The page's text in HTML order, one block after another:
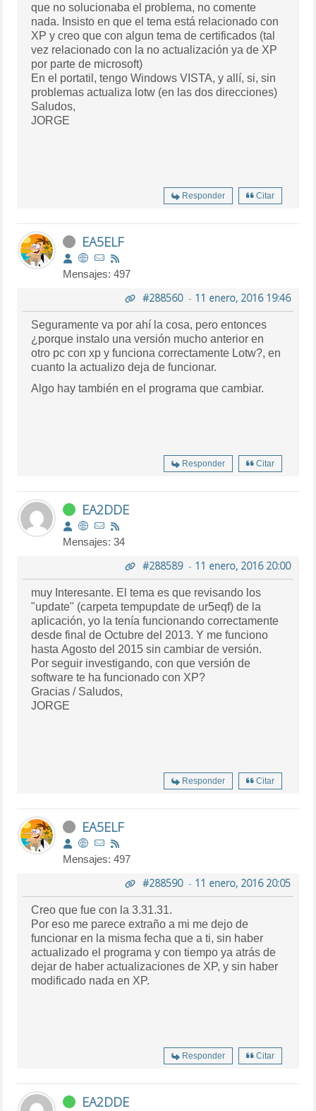
que no solucionaba el problema, no comente
nada. Insisto en que el tema está relacionado con
XP y creo que con algun tema de certificados (tal
vez relacionado con la no actualización ya de XP
por parte de microsoft)
En el portatil, tengo Windows VISTA, y allí, si, sin
problemas actualiza lotw (en las dos direcciones)
Saludos,
JORGE
Responder Citar
EA5ELF
Mensajes: 497
#288560- 11 enero, 2016 19:46
Seguramente va por ahí la cosa, pero entonces
¿porque instalo una versión mucho anterior en
otro pc con xp y funciona correctamente Lotw?, en
cuanto la actualizo deja de funcionar.
Algo hay también en el programa que cambiar.
Responder Citar
EA2DDE
Mensajes: 34
#288589- 11 enero, 2016 20:00
muy Interesante. El tema es que revisando los
"update" (carpeta tempupdate de ur5eqf) de la
aplicación, yo la tenía funcionando correctamente
desde final de Octubre del 2013. Y me funciono
hasta Agosto del 2015 sin cambiar de versión.
Por seguir investigando, con que versión de
software te ha funcionado con XP?
Gracias / Saludos,
JORGE
Responder Citar
EA5ELF
Mensajes: 497
#288590- 11 enero, 2016 20:05
Creo que fue con la 3.31.31.
Por eso me parece extraño a mi me dejo de
funcionar en la misma fecha que a ti, sin haber
actualizado el programa y con tiempo ya atrás de
dejar de haber actualizaciones de XP, y sin haber
modificado nada en XP.
Responder Citar
EA2DDE